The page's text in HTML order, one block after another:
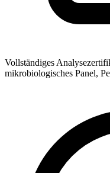
Vollständiges
mikrobiologisches Panel,